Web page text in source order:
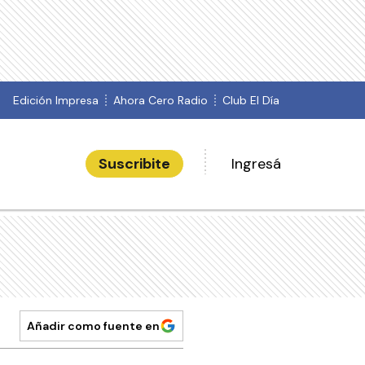
Edición Impresa Ahora Cero Radio Club El Día
Suscribite Ingresá
Añadir como fuente en